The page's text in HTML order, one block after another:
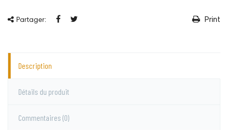
Partager: Print
Description
Détails du produit
Commentaires (0)